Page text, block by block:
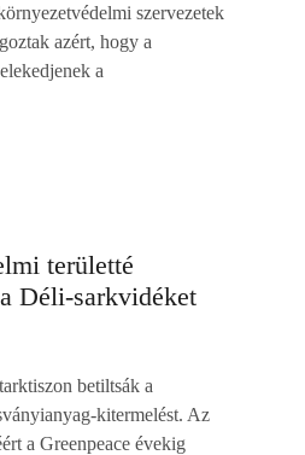
szervezetek
azért, hogy a
a
területté
Déli-sarkvidéket
betiltsák a
kitermelést. Az
a Greenpeace évekig